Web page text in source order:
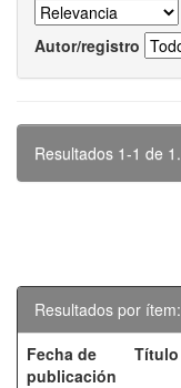
Autor/registro
Resultados 1-1 de 1.
Resultados por ítem:
Fecha de
publicación
Título